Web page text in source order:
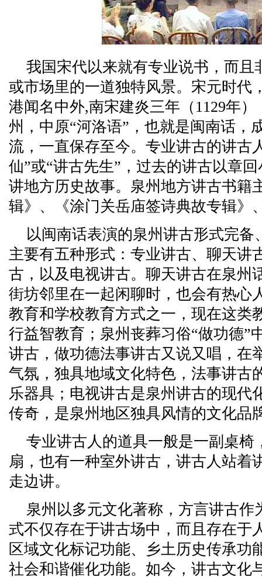
我国宋代以来就有专业说书，而且
或市场里的一道独特风景。宋元时代
港闻名中外,南宋建炎三年（1129年
州，中原“河洛语”，也就是闽南话，
流，一直保存至今。专业讲古的讲古
仙”或“讲古先生”，过去的讲古以章
讲地方历史故事。泉州地方讲古书籍
辑》、《涂门关岳庙签诗典故专辑》
以闽南话表演的泉州讲古形式完备
主要有五种形式：专业讲古、聊天讲
古，以及电视讲古。聊天讲古在泉州
街坊邻里在一起闲聊时，也会有热心
教育和学校教育方式之一，现在这类
行益智教育；泉州丧葬习俗“做功德”
讲古，做功德法事讲古又说又唱，在
气氛，独具地域文化特色，法事讲古
乐器具；电视讲古是泉州讲古的现代
传奇，是泉州地区独具风情的文化品
专业讲古人的道具一般是一副桌椅
扇，也有一种室外讲古，讲古人站着
走边讲。
泉州以多元文化著称，方言讲古作
式不仅存在于讲古场中，而且存在于
区域文化标记功能、乡土历史传承功
社会和谐催化功能。如今，讲古文化